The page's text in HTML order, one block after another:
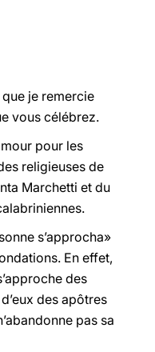
je remercie
vous célébrez.
pour les
religieuses de
Marchetti et du
s’approcha»
En effet,
des
des apôtres
pas sa